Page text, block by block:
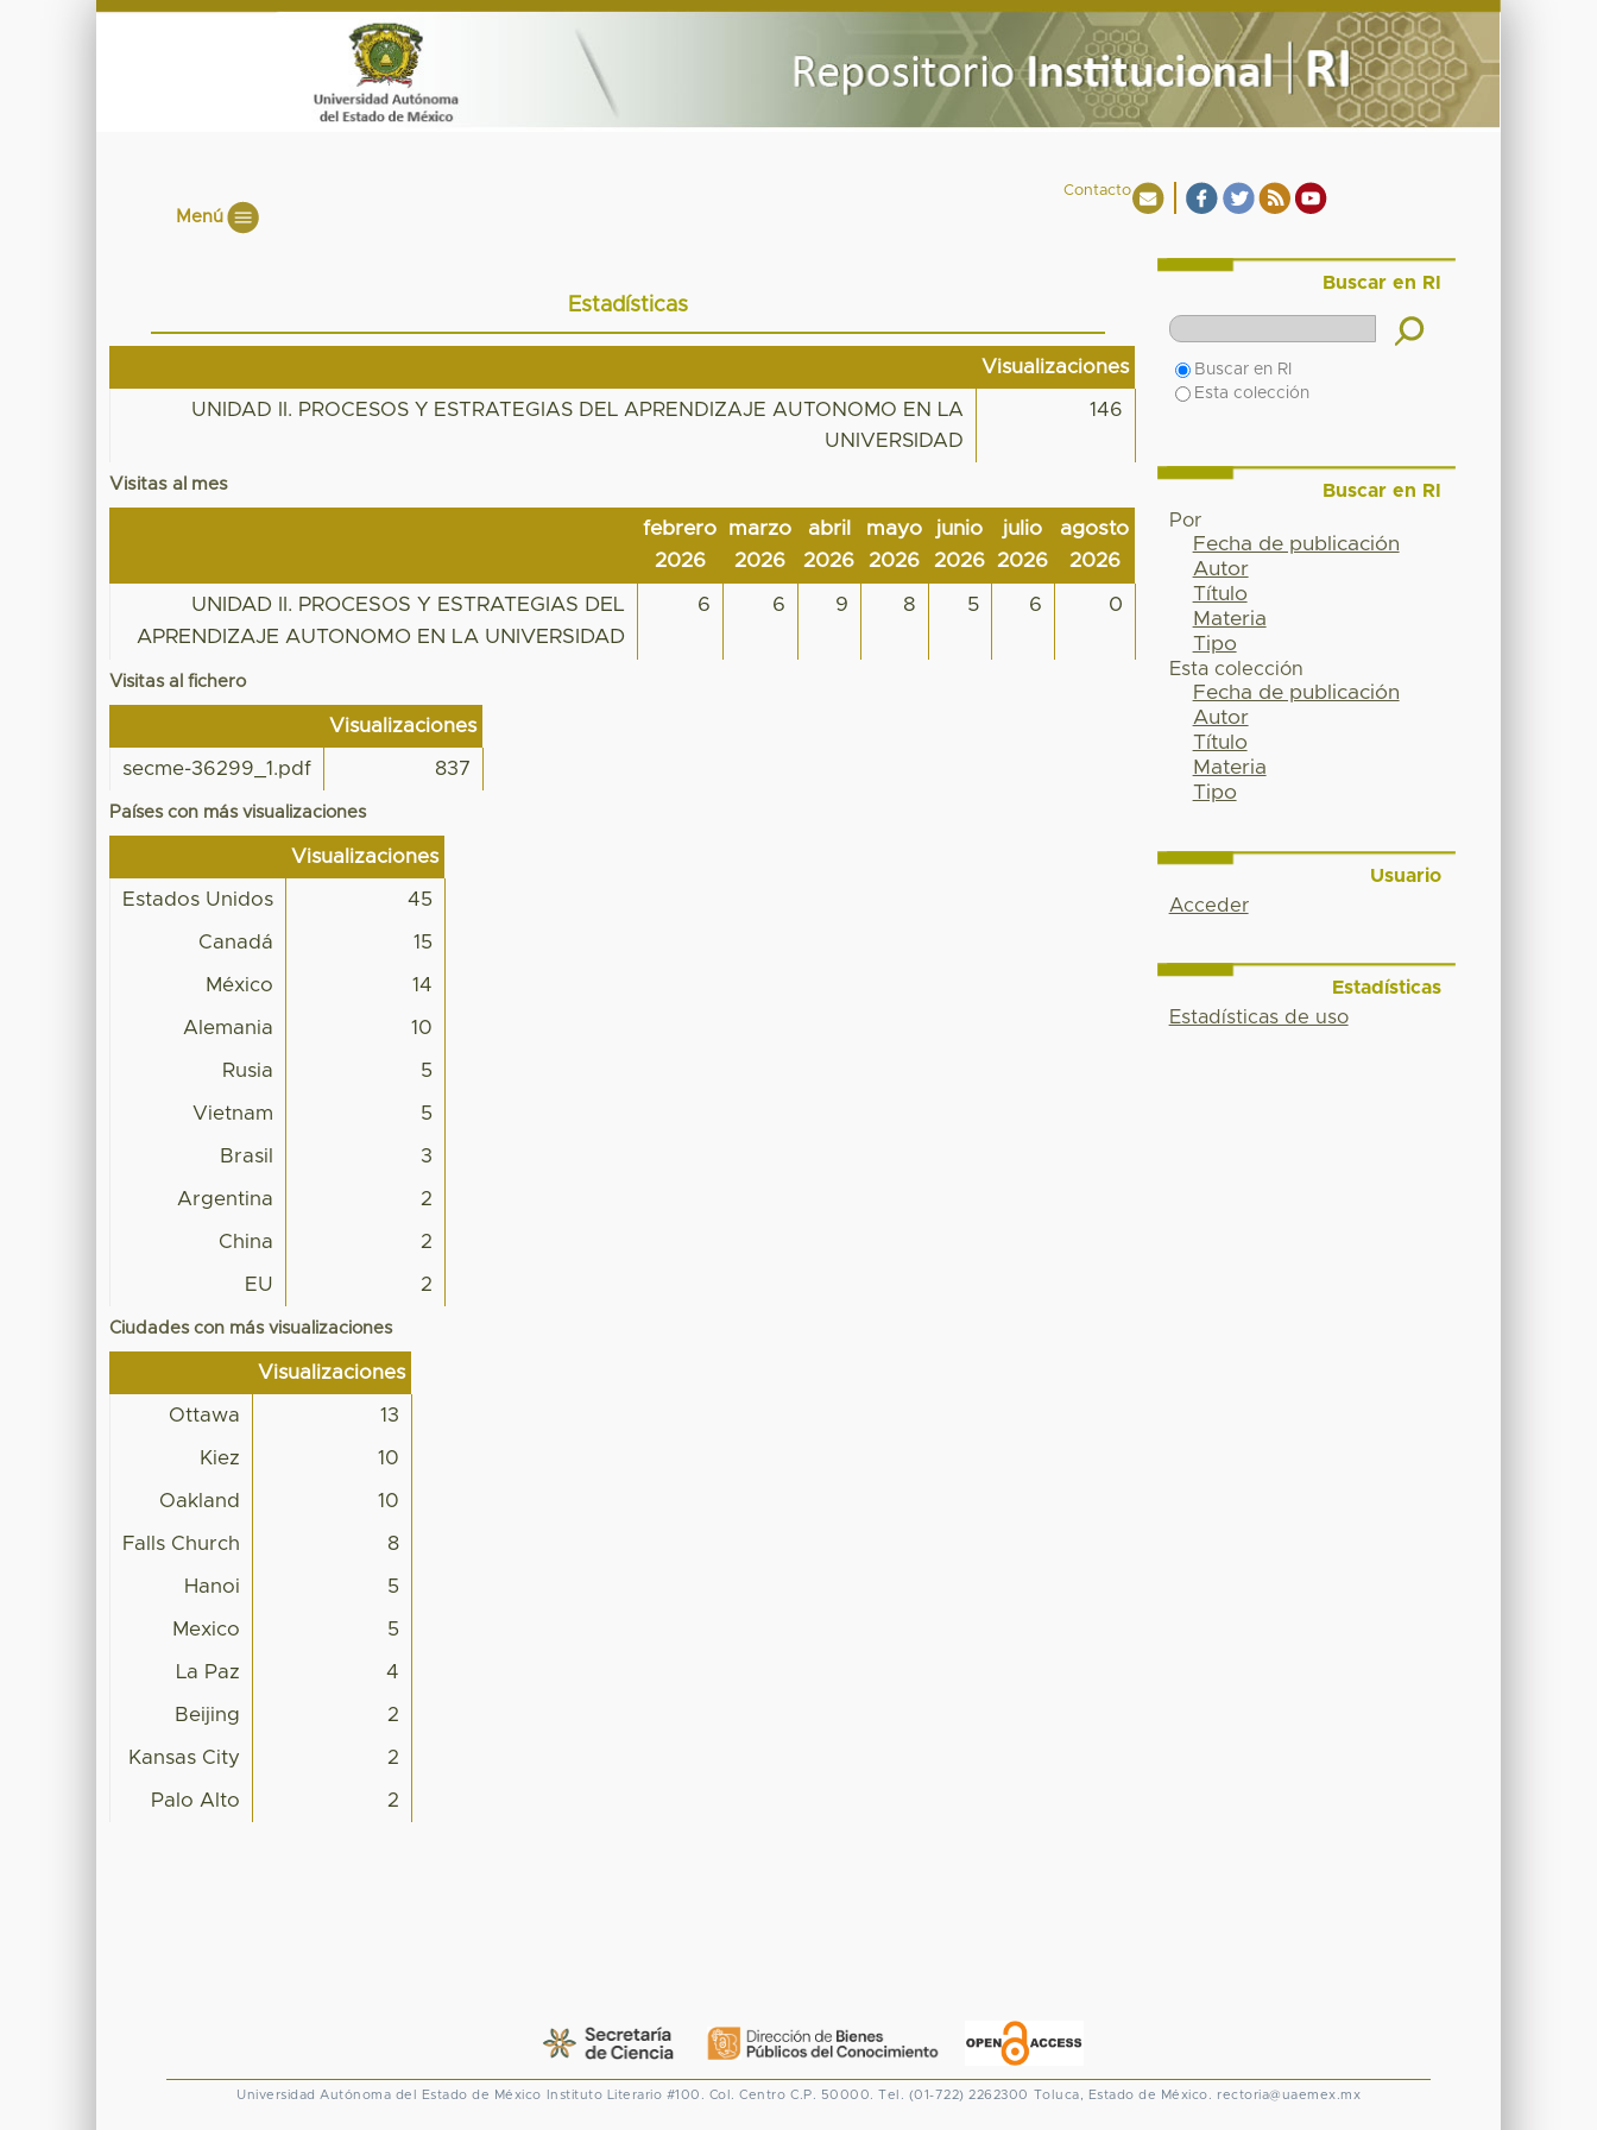
Contacto
Menú
Estadísticas
Visualizaciones
UNIDAD II. PROCESOS Y ESTRATEGIAS DEL APRENDIZAJE AUTONOMO EN LA
UNIVERSIDAD
146
Visitas al mes
febrero
2026
marzo
2026
abril
2026
mayo
2026
junio
2026
julio
2026
agosto
2026
UNIDAD II. PROCESOS Y ESTRATEGIAS DEL
APRENDIZAJE AUTONOMO EN LA UNIVERSIDAD
6 6 9 8 5 6 0
Visitas al fichero
Visualizaciones
secme-36299_1.pdf 837
Países con más visualizaciones
Visualizaciones
Estados Unidos 45
Canadá 15
México 14
Alemania 10
Rusia 5
Vietnam 5
Brasil 3
Argentina 2
China 2
EU 2
Ciudades con más visualizaciones
Visualizaciones
Ottawa 13
Kiez 10
Oakland 10
Falls Church 8
Hanoi 5
Mexico 5
La Paz 4
Beijing 2
Kansas City 2
Palo Alto 2
Buscar en RI
Buscar en RI
Esta colección
Buscar en RI
Por
Fecha de publicación
Autor
Título
Materia
Tipo
Esta colección
Fecha de publicación
Autor
Título
Materia
Tipo
Usuario
Acceder
Estadísticas
Estadísticas de uso
Universidad Autónoma del Estado de México Instituto Literario #100. Col. Centro C.P. 50000. Tel. (01-722) 2262300 Toluca, Estado de México. rectoria@uaemex.mx